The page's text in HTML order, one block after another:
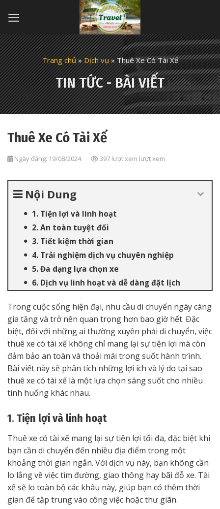
Trang chủ»Dịch vụ»Thuê Xe Có Tài Xế
TIN TỨC - BÀI VIẾT
Thuê Xe Có Tài Xế
Ngày đăng: 19/08/2024 397 lượt xem lượt xem
Nội Dung
1. Tiện lợi và linh hoạt
2. An toàn tuyệt đối
3. Tiết kiệm thời gian
4. Trải nghiệm dịch vụ chuyên nghiệp
5. Đa dạng lựa chọn xe
6. Dịch vụ linh hoạt và dễ dàng đặt lịch
Trong cuộc sống hiện đại, nhu cầu di chuyển ngày càng
gia tăng và trở nên quan trọng hơn bao giờ hết. Đặc
biệt, đối với những ai thường xuyên phải di chuyển, việc
thuê xe có tài xế không chỉ mang lại sự tiện lợi mà còn
đảm bảo an toàn và thoải mái trong suốt hành trình.
Bài viết này sẽ phân tích những lợi ích và lý do tại sao
thuê xe có tài xế là một lựa chọn sáng suốt cho nhiều
tình huống khác nhau.
1. Tiện lợi và linh hoạt
Thuê xe có tài xế mang lại sự tiện lợi tối đa, đặc biệt khi
bạn cần di chuyển đến nhiều địa điểm trong một
khoảng thời gian ngắn. Với dịch vụ này, bạn không cần
lo lắng về việc tìm đường, giao thông hay bãi đỗ xe. Tài
xế sẽ lo toàn bộ các khâu này, giúp bạn có thêm thời
gian để tập trung vào công việc hoặc thư giãn.